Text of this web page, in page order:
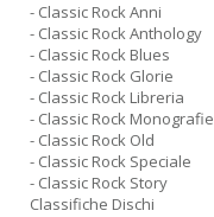
- Classic Rock Anni
- Classic Rock Anthology
- Classic Rock Blues
- Classic Rock Glorie
- Classic Rock Libreria
- Classic Rock Monografie
- Classic Rock Old
- Classic Rock Speciale
- Classic Rock Story
Classifiche Dischi